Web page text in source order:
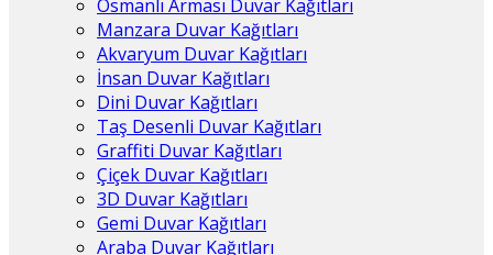
Osmanlı Arması Duvar Kağıtları
Manzara Duvar Kağıtları
Akvaryum Duvar Kağıtları
İnsan Duvar Kağıtları
Dini Duvar Kağıtları
Taş Desenli Duvar Kağıtları
Graffiti Duvar Kağıtları
Çiçek Duvar Kağıtları
3D Duvar Kağıtları
Gemi Duvar Kağıtları
Araba Duvar Kağıtları